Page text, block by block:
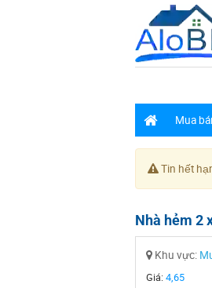
Mua
Tin hết
Nhà hẻm 2
Khu vực:
Giá:4,65